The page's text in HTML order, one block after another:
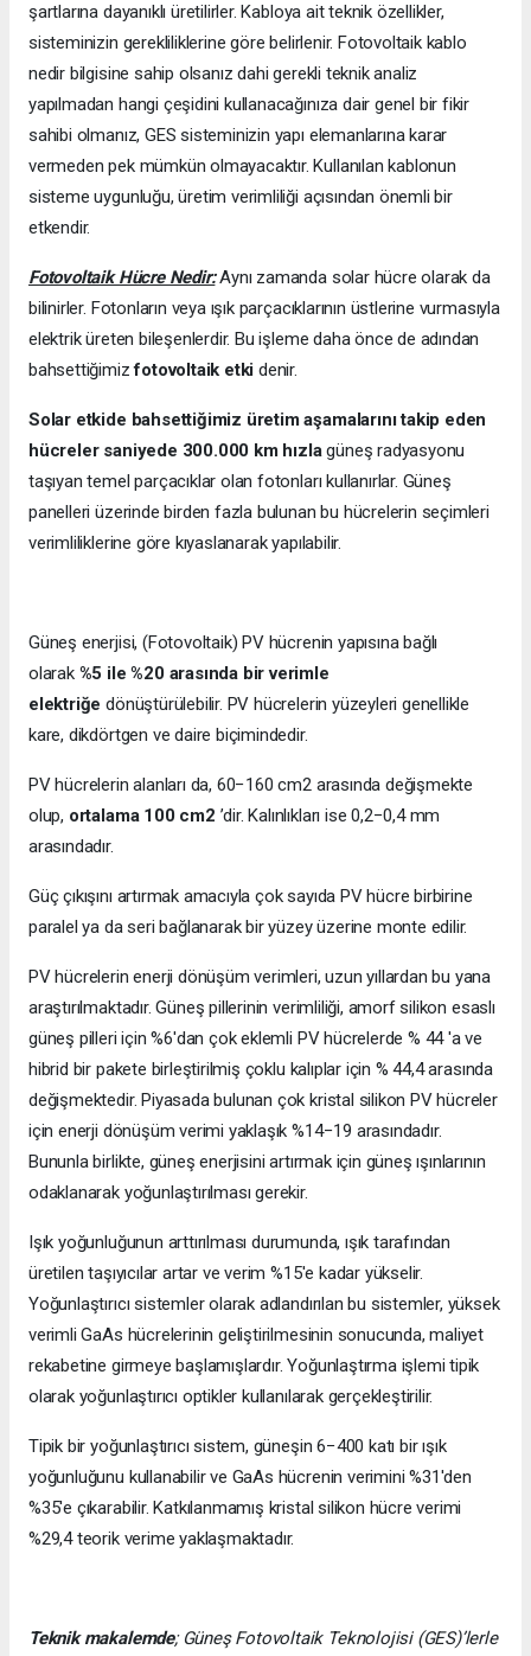
şartlarına dayanıklı üretilirler. Kabloya ait teknik özellikler,
sisteminizin gerekliliklerine göre belirlenir. Fotovoltaik kablo
nedir bilgisine sahip olsanız dahi gerekli teknik analiz
yapılmadan hangi çeşidini kullanacağınıza dair genel bir fikir
sahibi olmanız, GES sisteminizin yapı elemanlarına karar
vermeden pek mümkün olmayacaktır. Kullanılan kablonun
sisteme uygunluğu, üretim verimliliği açısından önemli bir
etkendir.
Fotovoltaik Hücre Nedir:Aynı zamanda solar hücre olarak da
bilinirler. Fotonların veya ışık parçacıklarının üstlerine vurmasıyla
elektrik üreten bileşenlerdir. Bu işleme daha önce de adından
bahsettiğimizfotovoltaik etkidenir.
Solar etkide bahsettiğimiz üretim aşamalarını takip eden
hücreler saniyede 300.000 km hızlagüneş radyasyonu
taşıyan temel parçacıklar olan fotonları kullanırlar. Güneş
panelleri üzerinde birden fazla bulunan bu hücrelerin seçimleri
verimliliklerine göre kıyaslanarak yapılabilir.
Güneş enerjisi, (Fotovoltaik) PV hücrenin yapısına bağlı
olarak %5 ile %20 arasında bir verimle
elektriğedönüştürülebilir. PV hücrelerin yüzeyleri genellikle
kare, dikdörtgen ve daire biçimindedir.
PV hücrelerin alanları da, 60−160 cm2 arasında değişmekte
olup, ortalama 100 cm2 ’dir. Kalınlıkları ise 0,2−0,4 mm
arasındadır.
Güç çıkışını artırmak amacıyla çok sayıda PV hücre birbirine
paralel ya da seri bağlanarak bir yüzey üzerine monte edilir.
PV hücrelerin enerji dönüşüm verimleri, uzun yıllardan bu yana
araştırılmaktadır. Güneş pillerinin verimliliği, amorf silikon esaslı
güneş pilleri için %6'dan çok eklemli PV hücrelerde % 44 'a ve
hibrid bir pakete birleştirilmiş çoklu kalıplar için % 44,4 arasında
değişmektedir. Piyasada bulunan çok kristal silikon PV hücreler
için enerji dönüşüm verimi yaklaşık %14−19 arasındadır.
Bununla birlikte, güneş enerjisini artırmak için güneş ışınlarının
odaklanarak yoğunlaştırılması gerekir.
Işık yoğunluğunun arttırılması durumunda, ışık tarafından
üretilen taşıyıcılar artar ve verim %15'e kadar yükselir.
Yoğunlaştırıcı sistemler olarak adlandırılan bu sistemler, yüksek
verimli GaAs hücrelerinin geliştirilmesinin sonucunda, maliyet
rekabetine girmeye başlamışlardır. Yoğunlaştırma işlemi tipik
olarak yoğunlaştırıcı optikler kullanılarak gerçekleştirilir.
Tipik bir yoğunlaştırıcı sistem, güneşin 6−400 katı bir ışık
yoğunluğunu kullanabilir ve GaAs hücrenin verimini %31'den
%35'e çıkarabilir. Katkılanmamış kristal silikon hücre verimi
%29,4 teorik verime yaklaşmaktadır.
Teknik makalemde; Güneş Fotovoltaik Teknolojisi (GES)’lerle